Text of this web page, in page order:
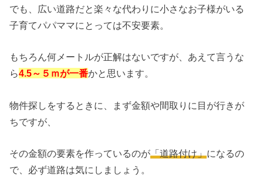
でも、広い道路だと楽々な代わりに小さなお子様がいる
子育てパパママにとっては不安要素。
もちろん何メートルが正解はないですが、あえて言うな
ら4.5～５ｍが一番かと思います。
物件探しをするときに、まず金額や間取りに目が行きが
ちですが、
その金額の要素を作っているのが「道路付け」になるの
で、必ず道路は気にしましょう。